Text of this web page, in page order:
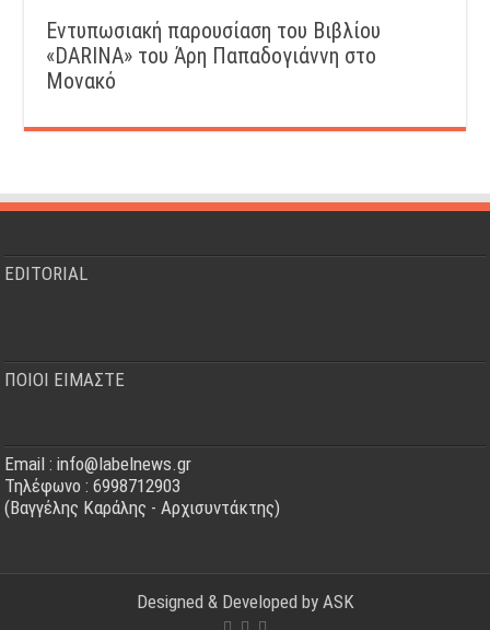
Εντυπωσιακή παρουσίαση του Βιβλίου
«DARINA» του Άρη Παπαδογιάννη στο
Μονακό
EDITORIAL
ΠΟΙΟΙ ΕΙΜΑΣΤΕ
Email : info@labelnews.gr
Τηλέφωνο : 6998712903
(Βαγγέλης Καράλης - Αρχισυντάκτης)
Designed & Developed by ASK